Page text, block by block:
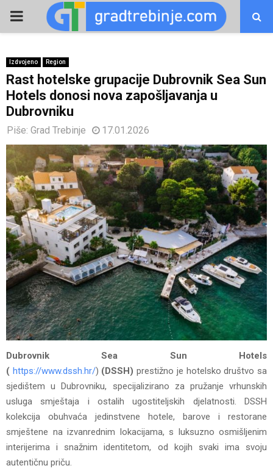
PRIMARY
Izdvojeno Region
Rast hotelske grupacije Dubrovnik Sea Sun
Hotels donosi nova zapošljavanja u
Dubrovniku
Piše: Grad Trebinje 17.01.2026
Dubrovnik Sea Sun Hotels
( https://www.dssh.hr/) (DSSH) prestižno je hotelsko društvo sa
sjedištem u Dubrovniku, specijalizirano za pružanje vrhunskih
usluga smještaja i ostalih ugostiteljskih djelatnosti. DSSH
kolekcija obuhvaća jedinstvene hotele, barove i restorane
smještene na izvanrednim lokacijama, s luksuzno osmišljenim
interijerima i snažnim identitetom, od kojih svaki ima svoju
autentičnu priču.